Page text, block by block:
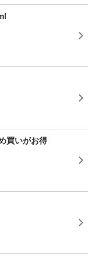
買いがお得